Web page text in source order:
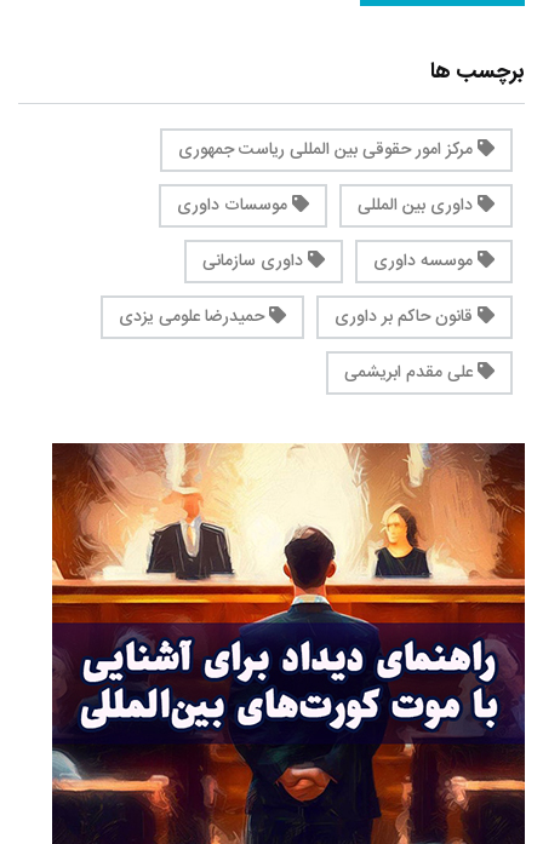
برچسب ها
مرکز امور حقوقی بین المللی ریاست جمهوری
داوری بین المللی
موسسات داوری
موسسه داوری
داوری سازمانی
قانون حاکم بر داوری
حمیدرضا علومی یزدی
علی مقدم ابریشمی